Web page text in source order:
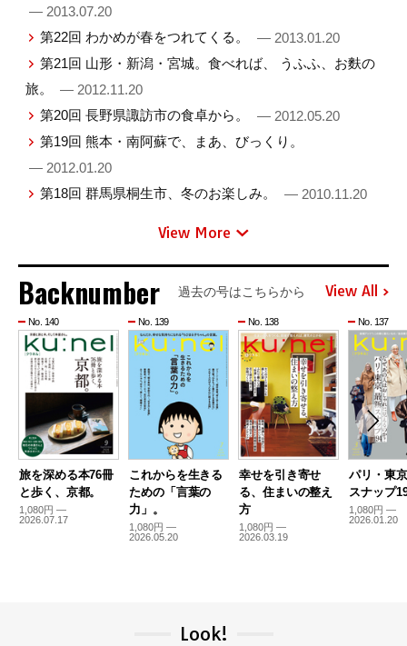
— 2013.07.20
第22回 わかめが春をつれてくる。
— 2013.01.20
第21回 山形・新潟・宮城。食べれば、 うふふ、お麩の
旅。
— 2012.11.20
第20回 長野県諏訪市の食卓から。
— 2012.05.20
第19回 熊本・南阿蘇で、まあ、びっくり。
— 2012.01.20
第18回 群馬県桐生市、冬のお楽しみ。
— 2010.11.20
View More
Backnumber 過去の号はこちらから View All
No. 140
旅を深める本76冊
と歩く、京都。
1,080円 —
2026.07.17
No. 139
これからを生きる
ための「言葉の
力」。
1,080円 —
2026.05.20
No. 138
幸せを引き寄せ
る、住まいの整え
方
1,080円 —
2026.03.19
No. 137
パリ・東
スナップ
1,080円 —
2026.01.20
Look!